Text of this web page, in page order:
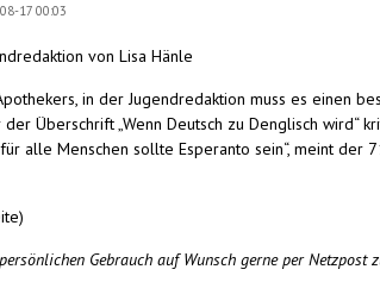
17 00:03
von Lisa Hänle
in der Jugendredaktion muss es einen
Überschrift „Wenn Deutsch zu Denglisch wird“
alle Menschen sollte Esperanto sein“, meint der
Gebrauch auf Wunsch gerne per Netzpost